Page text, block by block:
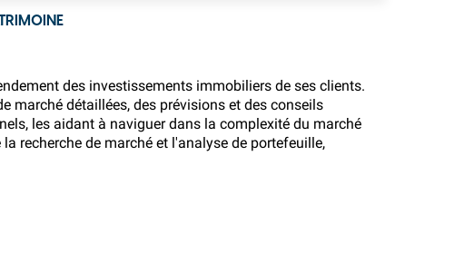
des investissements immobiliers de ses clients.
marché détaillées, des prévisions et des conseils
les aidant à naviguer dans la complexité du marché
recherche de marché et l'analyse de portefeuille,